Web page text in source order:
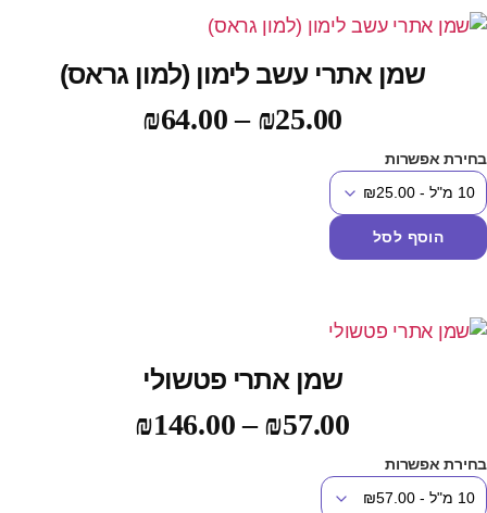
שמן אתרי עשב לימון (למון גראס)
₪25.00
–
₪64.00
אפשרות
הוסף לסל
שמן אתרי פטשולי
₪57.00
–
₪146.00
אפשרות